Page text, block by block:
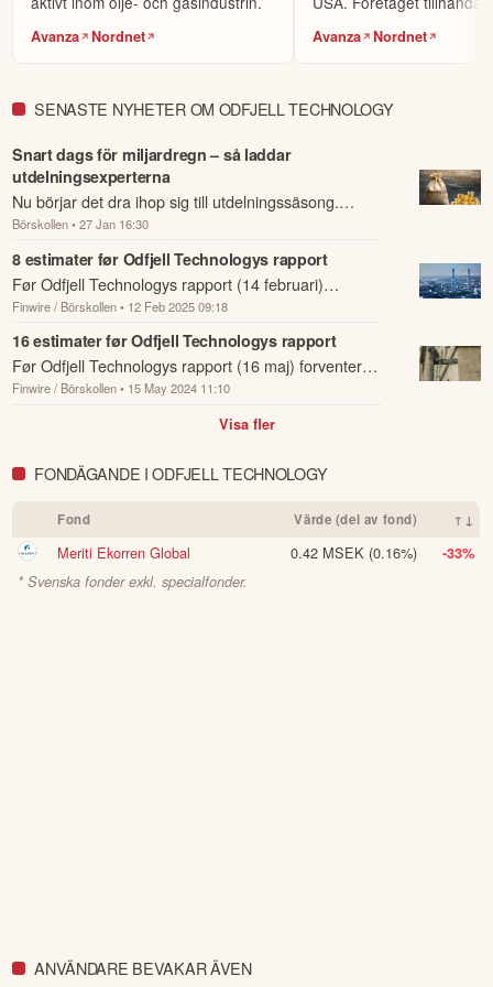
aktier som globala. Sök fram det instrument du vill handla
sen önskad position.
information för att utvecklas, däribland utbildningskurser via
eToro Academy, nyheter, smidiga verktyg och ett av
världens största sociala investerarforum.
ÖPPNA KONTO
KOPIERA TOPPINVESTERARE
dina investeringar kan gå upp eller ner. Du riskerar ditt kapital.
Avanza Nordnet Avanza Nordnet
SENASTE NYHETER OM ODFJELL TECHNOLOGY
Snart dags för miljardregn – så laddar
utdelningsexperterna
Nu börjar det dra ihop sig till utdelningssäsong.
Bolagen på Stockholmsbörsen är i färd med att
belöna sina aktieägare genom att dela ut en ...
Börskollen • 27 Jan 16:30
8 estimater før Odfjell Technologys rapport
Før Odfjell Technologys rapport (14 februari)
forventer investorene på Pinpoint Estimates
omsetning og resultat innenfor følgende vektede in...
Finwire / Börskollen • 12 Feb 2025 09:18
16 estimater før Odfjell Technologys rapport
Før Odfjell Technologys rapport (16 maj) forventer
investorene på Pinpoint Estimates omsetning og
resultat innenfor følgende vektede interva...
Finwire / Börskollen • 15 May 2024 11:10
Visa fler
FONDÄGANDE I ODFJELL TECHNOLOGY
Fond Värde (del av fond) ↑↓
Meriti Ekorren Global 0.42 MSEK (0.16%)
-33%
* Svenska fonder exkl. specialfonder.
ANVÄNDARE BEVAKAR ÄVEN